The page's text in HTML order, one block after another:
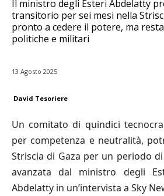
Il ministro degli Esteri Abdelatty
transitorio per sei mesi nella
pronto a cedere il potere, ma
politiche e militari
13 Agosto 2025
David Tesoriere
Un comitato di quindici
per competenza e neutralità,
Striscia di Gaza per un periodo di
avanzata dal ministro degli
Abdelatty in un’intervista a Sky